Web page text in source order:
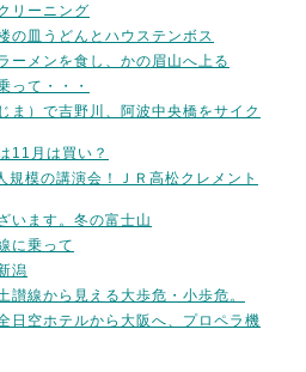
リーニング
の皿うどんとハウステンボス
ーメンを食し、かの眉山へ上る
って・・・
）で吉野川、阿波中央橋をサイク
11月は買い？
模の講演会！ＪＲ高松クレメント
います。冬の富士山
に乗って
潟
讃線から見える大歩危・小歩危。
日空ホテルから大阪へ、プロペラ機